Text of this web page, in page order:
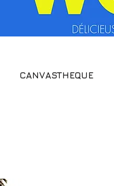
CANVASTHEQUE